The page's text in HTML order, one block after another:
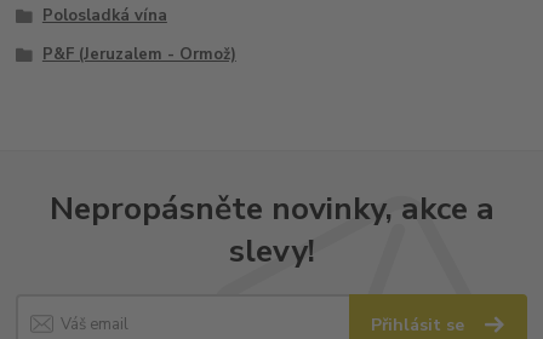
Polosladká vína
P&F (Jeruzalem - Ormož)
Nepropásněte novinky, akce a
slevy!
Přihlásit se